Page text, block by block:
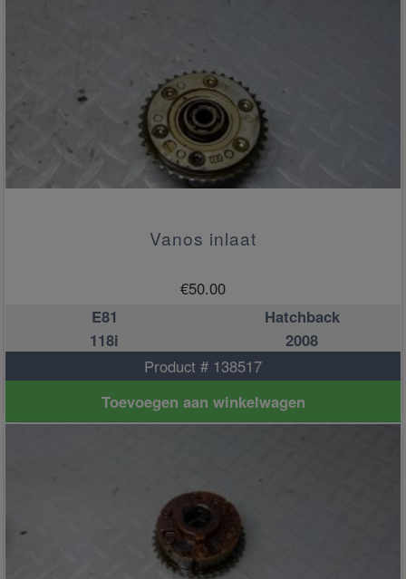
Vanos inlaat
€50.00
E81
Hatchback
118i
2008
Product # 138517
Toevoegen aan winkelwagen